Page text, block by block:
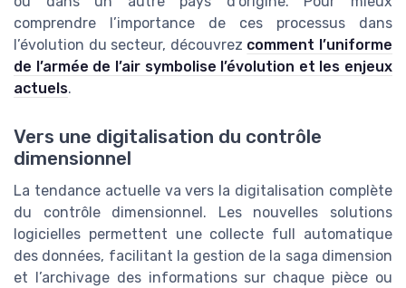
comprendre l’importance de ces processus dans
l’évolution du secteur, découvrez comment l’uniforme
de l’armée de l’air symbolise l’évolution et les enjeux
actuels.
Vers une digitalisation du contrôle
dimensionnel
La tendance actuelle va vers la digitalisation complète
du contrôle dimensionnel. Les nouvelles solutions
logicielles permettent une collecte full automatique
des données, facilitant la gestion de la saga dimension
et l’archivage des informations sur chaque pièce ou